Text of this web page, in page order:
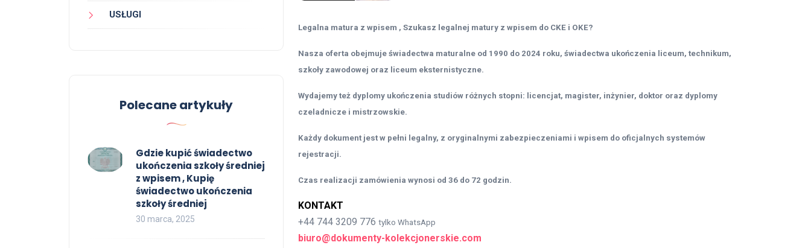
Legalna matura z wpisem , Szukasz legalnej matury z wpisem do CKE i OKE?
Nasza oferta obejmuje świadectwa maturalne od 1990 do 2024 roku, świadectwa ukończenia liceum, technikum,
szkoły zawodowej oraz liceum eksternistyczne.
Wydajemy też dyplomy ukończenia studiów różnych stopni: licencjat, magister, inżynier, doktor oraz dyplomy
czeladnicze i mistrzowskie.
Każdy dokument jest w pełni legalny, z oryginalnymi zabezpieczeniami i wpisem do oficjalnych systemów
rejestracji.
Czas realizacji zamówienia wynosi od 36 do 72 godzin.
KONTAKT
+44 744 3209 776 tylko WhatsApp
biuro@dokumenty-kolekcjonerskie.com
USŁUGI
Polecane artykuły
Gdzie kupić świadectwo
ukończenia szkoły średniej
z wpisem , Kupię
świadectwo ukończenia
szkoły średniej
30 marca, 2025